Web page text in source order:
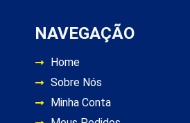
NAVEGAÇÃO
Home
Sobre Nós
Minha Conta